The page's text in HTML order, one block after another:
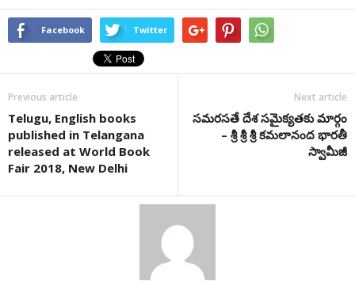
Facebook Twitter
Previous article
Telugu, English books
published in Telangana
released at World Book
Fair 2018, New Delhi
Next article
సమరసతే దేశ సమైక్యతకు మార్గం
– శ్రీ శ్రీ శ్రీ కమలానంద భారతీ
స్వామీజీ